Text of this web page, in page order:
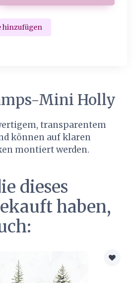
hinzufügen
Mini Holly
transparentem
können auf klaren
montiert werden.
dieses
haben,